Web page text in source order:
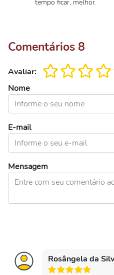
tempo ficar, melhor.
Comentários 8
Avaliar:
Nome
E-mail
Mensagem
Rosângela da